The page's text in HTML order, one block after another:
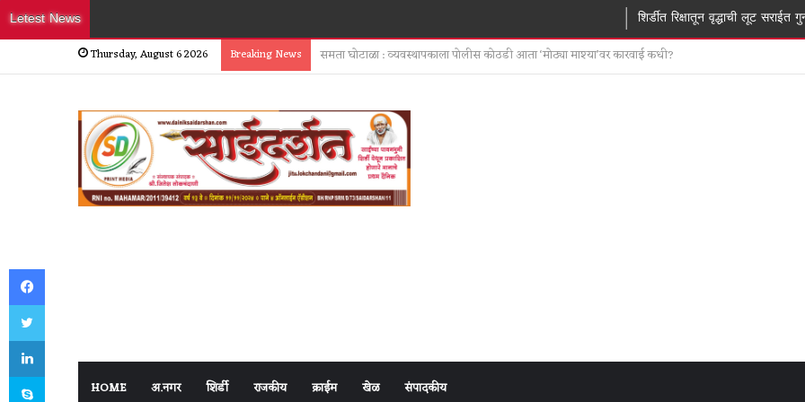
Letest News शिर्डीत रिक्षातून वृद्धाची लूट सराईत गुन्हेगार रहीम
Thursday, August 6 2026 Breaking News शिर्डीत मजुरांच्या खोलीत घरफोडी चार मोबाईलसह ₹65 हजारांचा ऐवज लंपास
HOME अ.नगर शिर्डी राजकीय क्राईम खेळ संपादकीय
Facebook
Twitter
LinkedIn
Skype